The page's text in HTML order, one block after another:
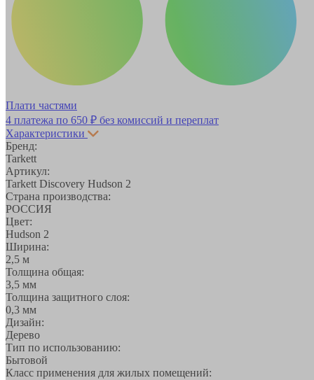
Плати частями
4 платежа по 650 ₽ без комиссий и переплат
Характеристики
Бренд:
Tarkett
Артикул:
Tarkett Discovery Hudson 2
Страна производства:
РОССИЯ
Цвет:
Hudson 2
Ширина:
2,5 м
Толщина общая:
3,5 мм
Толщина защитного слоя:
0,3 мм
Дизайн:
Дерево
Тип по использованию:
Бытовой
Класс применения для жилых помещений: